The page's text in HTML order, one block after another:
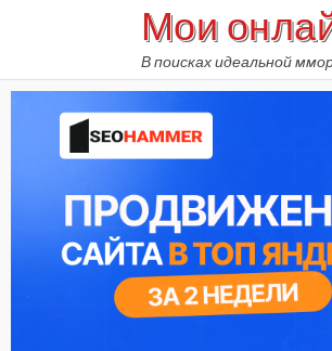
Мои
В поисках идеальной